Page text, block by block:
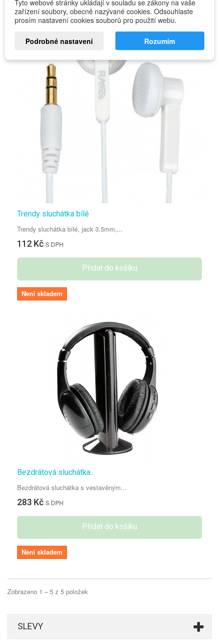
Trendy sluchátka bílé
Trendy sluchátka bílé, jack 3.5mm,...
112 Kč S DPH
Přidat do košíku
Není skladem
Bezdrátová sluchátka...
Bezdrátová sluchátka s vestavěným...
283 Kč S DPH
Přidat do košíku
Není skladem
Zobrazeno 1 – 5 z 5 položek
SLEVY
Tyto webové stránky ukládají v souladu se zákony na vaše
zařízení soubory, obecně nazývané cookies. Odsouhlaste
prosím nastavení cookies souborů pro použití webu.
Podrobné nastavení Rozumím